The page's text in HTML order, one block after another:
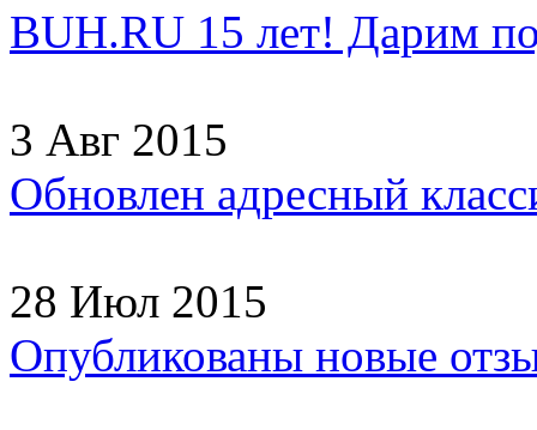
BUH.RU 15 лет! Дарим
3 Авг 2015
Обновлен адресный
28 Июл 2015
Опубликованы новые